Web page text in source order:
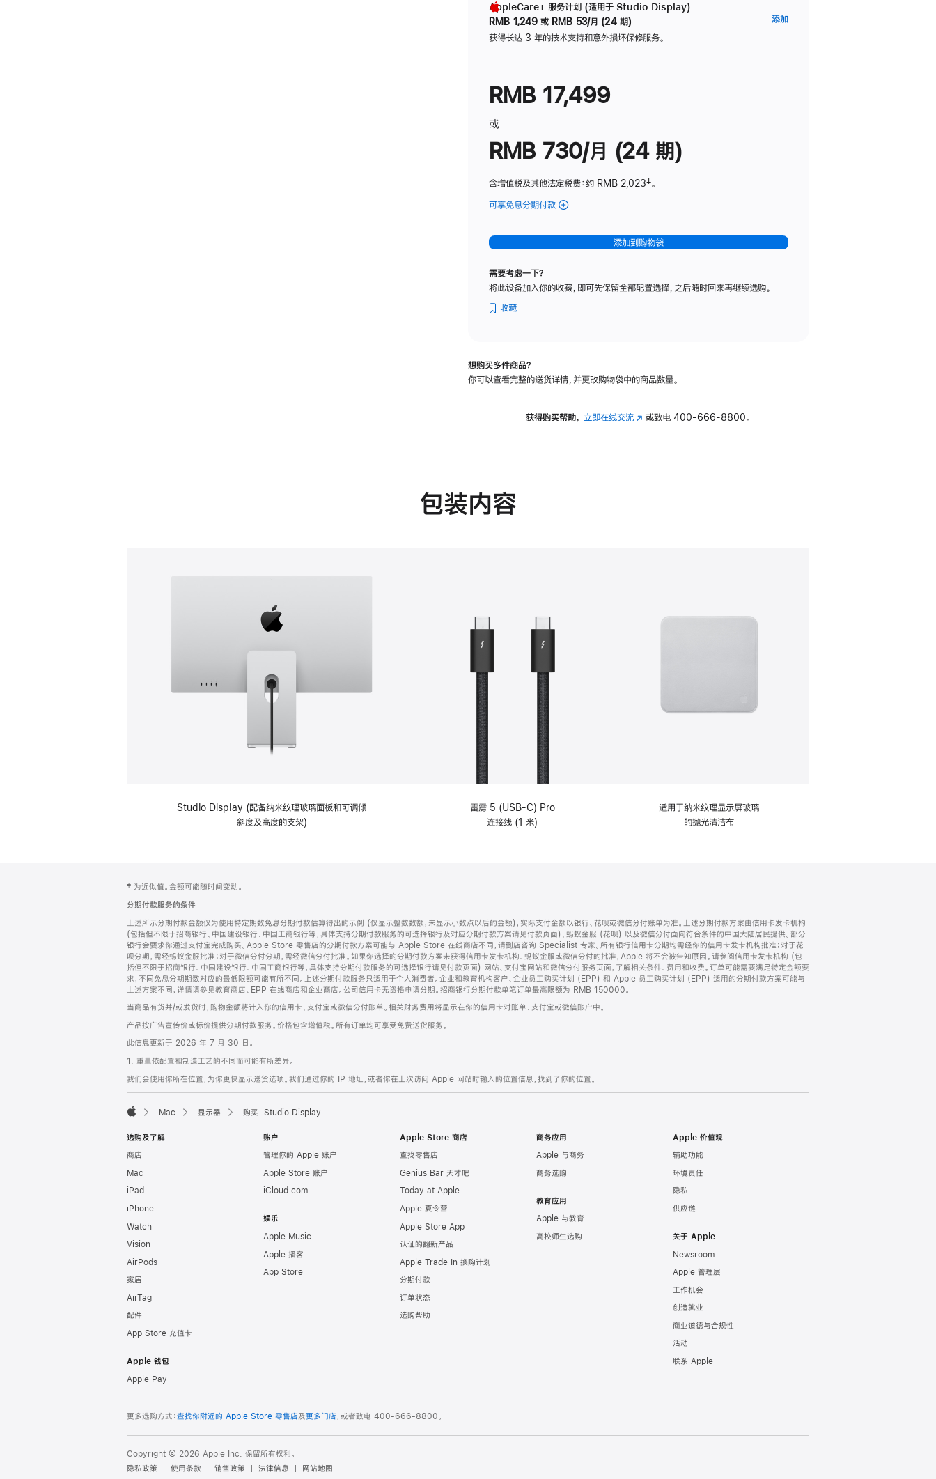
AppleCare+ 服务计划 (适用于 Studio Display)
RMB 1,249 或 RMB 53/月 (24 期)
获得长达 3 年的技术支持和意外损坏保修服务。
添加
RMB 17,499
或
RMB 730/月 (24 期)
含增值税及其他法定税费：约 RMB 2,023脚
‡。
可享免息分期付款 (Studio
-
纳
理
可
斜
添加到购物袋
需要考虑一下？
将此设备加入你的收藏，即可先保留全部配置选择，之后随时回来再继续选购。
收藏
想购买多件商品？
你可以查看完整的送货详情，并更改购物袋中的商品数量。
获得购买帮助， 立即在线交流(在 或致电400-666-8800。
包装内容
Studio Display (配备纳米纹理玻璃面板和可调倾
斜度及高度的支架)
雷雳 5 (USB-C) Pro
连接线 (1 米)
适用于纳米纹理显示屏玻璃
的抛光清洁布
页
脚
注
‡ 为近似值。金额可能随时间变动。
分期付款服务的条件
上述所示分期付款金额仅为使用特定期数免息分期付款估算得出的示例 (仅显示整数数额，未显示小数点以后的金额)，实际支付金额以银行、花呗或微信分付账单为准。上述分期付款方案由信用卡发卡机构
(包括但不限于招商银行、中国建设银行、中国工商银行等，具体支持分期付款服务的可选择银行及对应分期付款方案请见付款页面)、蚂蚁金服 (花呗) 以及微信分付面向符合条件的中国大陆居民提供。部分
银行会要求你通过支付宝完成购买。Apple Store 零售店的分期付款方案可能与 Apple Store 在线商店不同，请到店咨询 Specialist 专家。所有银行信用卡分期均需经你的信用卡发卡机构批准；对于花
呗分期，需经蚂蚁金服批准；对于微信分付分期，需经微信分付批准。如果你选择的分期付款方案未获得信用卡发卡机构、蚂蚁金服或微信分付的批准，Apple 将不会被告知原因。请参阅信用卡发卡机构 (包
括但不限于招商银行、中国建设银行、中国工商银行等，具体支持分期付款服务的可选择银行请见付款页面) 网站、支付宝网站和微信分付服务页面，了解相关条件、费用和收费。订单可能需要满足特定金额要
求，不同免息分期期数对应的最低限额可能有所不同。上述分期付款服务只适用于个人消费者。企业和教育机构客户、企业员工购买计划 (EPP) 和 Apple 员工购买计划 (EPP) 适用的分期付款方案可能与
上述方案不同，详情请参见教育商店、EPP 在线商店和企业商店。公司信用卡无资格申请分期。招商银行分期付款单笔订单最高限额为 RMB 150000。
当商品有货并/或发货时，购物金额将计入你的信用卡、支付宝或微信分付账单。相关财务费用将显示在你的信用卡对账单、支付宝或微信账户中。
产品按广告宣传价或标价提供分期付款服务。价格包含增值税。所有订单均可享受免费送货服务。
此信息更新于 2026 年 7 月 30 日。
1. 重量依配置和制造工艺的不同而可能有所差异。
我们会使用你所在位置，为你更快显示送货选项。我们通过你的 IP 地址，或者你在上次访问 Apple 网站时输入的位置信息，找到了你的位置。
Mac 显示器 购买 Studio Display
选购及了解
商店
Mac
iPad
iPhone
Watch
Vision
AirPods
家居
AirTag
配件
App Store 充值卡
Apple 钱包
Apple Pay
账户
管理你的 Apple 账户
Apple Store 账户
iCloud.com
娱乐
Apple Music
Apple 播客
App Store
Apple Store 商店
查找零售店
Genius Bar 天才吧
Today at Apple
Apple 夏令营
Apple Store App
认证的翻新产品
Apple Trade In 换购计划
分期付款
订单状态
选购帮助
商务应用
Apple 与商务
商务选购
教育应用
Apple 与教育
高校师生选购
Apple 价值观
辅助功能
环境责任
隐私
供应链
关于 Apple
Newsroom
Apple 管理层
工作机会
创造就业
商业道德与合规性
活动
联系 Apple
更多选购方式：查找你附近的 Apple Store 零售店及更多门店，或者致电 400-666-8800。
Copyright © 2026 Apple Inc. 保留所有权利。
隐私政策
使用条款 销售政策 法律信息 网站地图